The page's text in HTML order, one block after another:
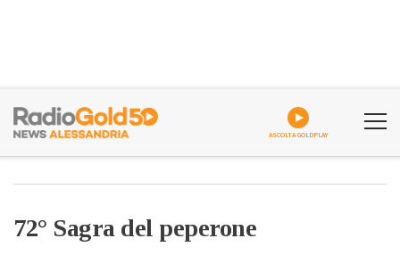
ASCOLTA GOLDPLAY
72° Sagra del peperone